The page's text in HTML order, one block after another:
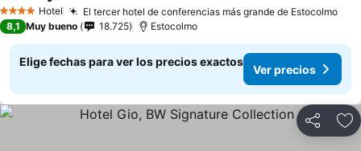
4 EstrellasHotel El tercer hotel de conferencias más grande de Estocolmo
8,1 Muy bueno 18.725 Estocolmo
Elige fechas para ver los precios exactos
Ver precios
Compartir